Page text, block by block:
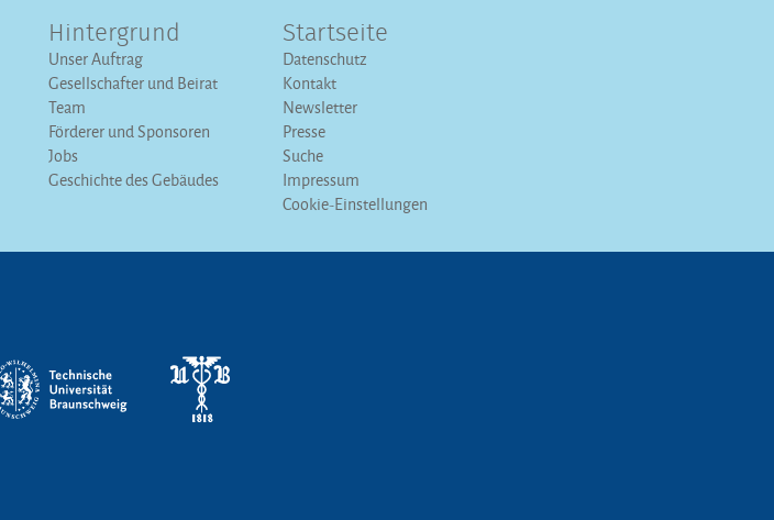
Hintergrund
Unser Auftrag
Gesellschafter und Beirat
Team
Förderer und Sponsoren
Jobs
Geschichte des Gebäudes
Startseite
Datenschutz
Kontakt
Newsletter
Presse
Suche
Impressum
Cookie-Einstellungen